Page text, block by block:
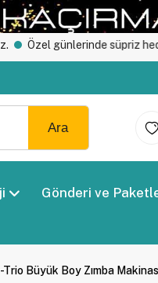
günlerinde süpriz hediye
Ara
Gönderi ve
Trio Büyük Boy Zımba